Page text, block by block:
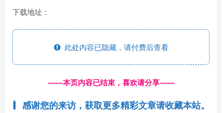
下载地址：
此处内容已隐藏，请付费后查看
------本页内容已结束，喜欢请分享------
感谢您的来访，获取更多精彩文章请收藏本站。